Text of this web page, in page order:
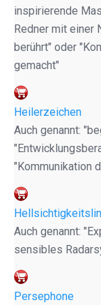
inspirierende
Redner mit einer
berührt" oder
gemacht"
Heilerzeichen
Auch genannt:
"Kommunikation
Auch genannt:
sensibles
Persephone